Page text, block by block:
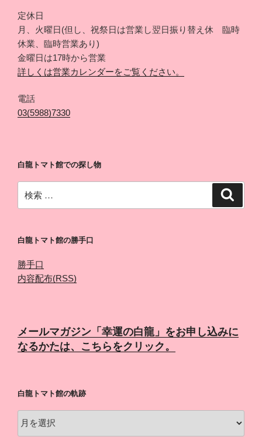
定休日
月、火曜日(但し、祝祭日は営業し翌日振り替え休 臨時
休業、臨時営業あり)
金曜日は17時から営業
詳しくは営業カレンダーをご覧ください。
電話
03(5988)7330
白龍トマト館での探し物
索:
白龍トマト館の勝手口
勝手口
内容配布(RSS)
メールマガジン「幸運の白龍」をお申し込みに
なるかたは、こちらをクリック。
白龍トマト館の軌跡
龍